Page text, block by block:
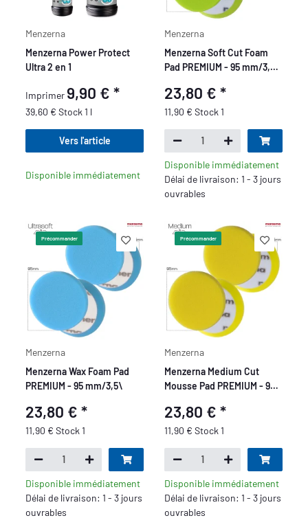
Menzerna
Menzerna Power Protect
Ultra 2 en 1
Imprimer9,90 €*
39,60 € Stock 1 l
Vers l'article
Disponible immédiatement
Menzerna
Menzerna Soft Cut Foam
Pad PREMIUM - 95 mm/3,5"
23,80 € *
11,90 € Stock 1
Disponible immédiatement
Délai de livraison: 1 - 3 jours
ouvrables
Précommander
Menzerna
Menzerna Wax Foam Pad
PREMIUM - 95 mm/3,5\
23,80 €*
11,90 € Stock 1
Disponible immédiatement
Délai de livraison: 1 - 3 jours
ouvrables
Précommander
Menzerna
Menzerna Medium Cut
Mousse Pad PREMIUM - 95
23,80 € *
11,90 € Stock 1
Disponible immédiatement
Délai de livraison: 1 - 3 jours
ouvrables